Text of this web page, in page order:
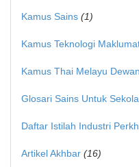
Kamus Sains (1)
Kamus Teknologi
Kamus Thai Melayu Dewan
Glosari Sains Untuk
Daftar Istilah Industri
Artikel Akhbar (16)